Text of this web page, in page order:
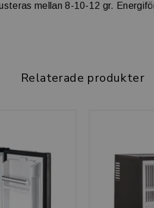
mellan 8-10-12 gr.
Relaterade produkter